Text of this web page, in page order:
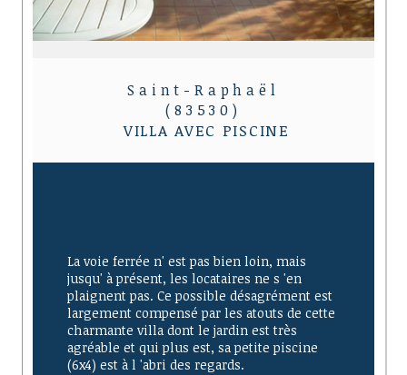
Saint-Raphaël
(83530)
VILLA AVEC PISCINE
La voie ferrée n' est pas bien loin, mais
jusqu' à présent, les locataires ne s 'en
plaignent pas. Ce possible désagrément est
largement compensé par les atouts de cette
charmante villa dont le jardin est très
agréable et qui plus est, sa petite piscine
(6x4) est à l 'abri des regards.